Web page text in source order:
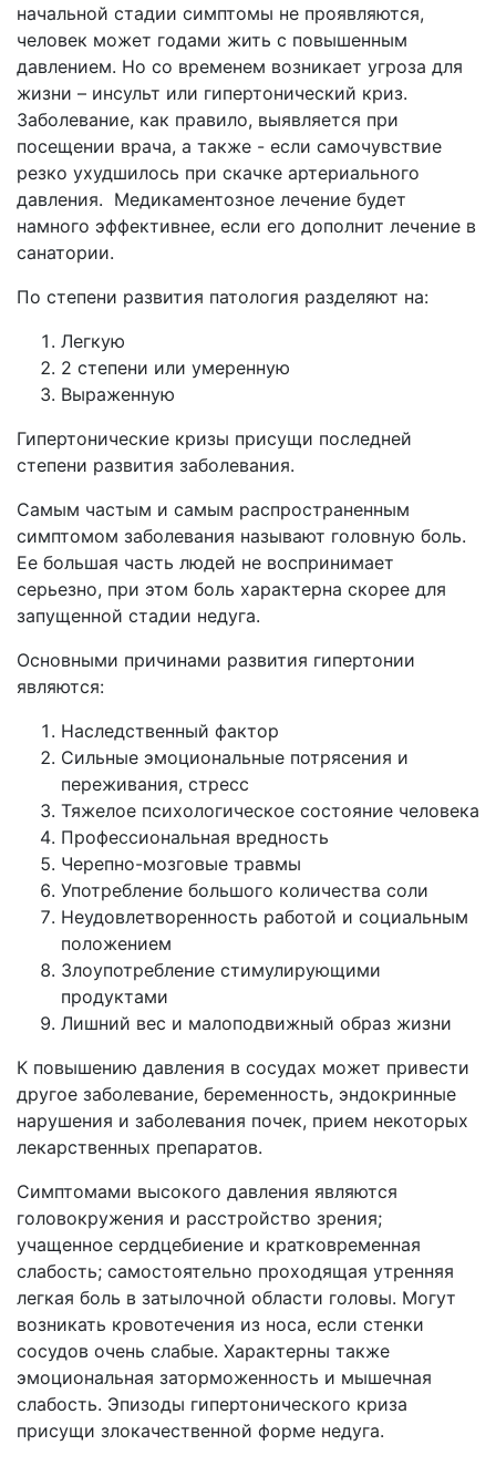
начальной стадии симптомы не проявляются,
человек может годами жить с повышенным
давлением. Но со временем возникает угроза для
жизни – инсульт или гипертонический криз.
Заболевание, как правило, выявляется при
посещении врача, а также - если самочувствие
резко ухудшилось при скачке артериального
давления. Медикаментозное лечение будет
намного эффективнее, если его дополнит лечение в
санатории.
По степени развития патология разделяют на:
Легкую
2 степени или умеренную
Выраженную
Гипертонические кризы присущи последней
степени развития заболевания.
Самым частым и самым распространенным
симптомом заболевания называют головную боль.
Ее большая часть людей не воспринимает
серьезно, при этом боль характерна скорее для
запущенной стадии недуга.
Основными причинами развития гипертонии
являются:
Наследственный фактор
Сильные эмоциональные потрясения и
переживания, стресс
Тяжелое психологическое состояние человека
Профессиональная вредность
Черепно-мозговые травмы
Употребление большого количества соли
Неудовлетворенность работой и социальным
положением
Злоупотребление стимулирующими
продуктами
Лишний вес и малоподвижный образ жизни
К повышению давления в сосудах может привести
другое заболевание, беременность, эндокринные
нарушения и заболевания почек, прием некоторых
лекарственных препаратов.
Симптомами высокого давления являются
головокружения и расстройство зрения;
учащенное сердцебиение и кратковременная
слабость; самостоятельно проходящая утренняя
легкая боль в затылочной области головы. Могут
возникать кровотечения из носа, если стенки
сосудов очень слабые. Характерны также
эмоциональная заторможенность и мышечная
слабость. Эпизоды гипертонического криза
присущи злокачественной форме недуга.